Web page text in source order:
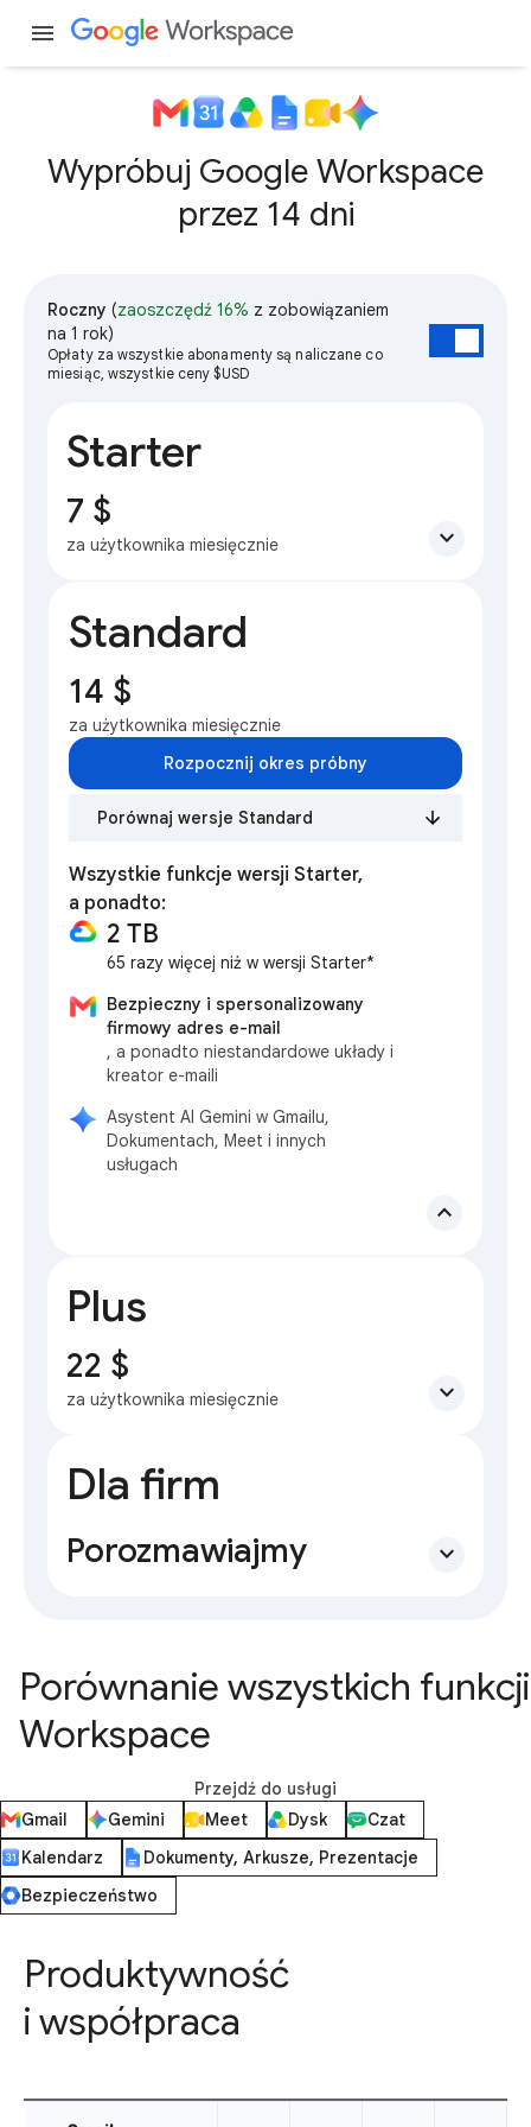
menu
Wypróbuj Google Workspace
przez 14 dni
Roczny (zaoszczędź 16% z zobowiązaniem
na 1 rok)
Opłaty za wszystkie abonamenty są naliczane co
miesiąc, wszystkie ceny $USD
Starter
7 $
za użytkownika miesięcznie expand_more
Standard
14 $
za użytkownika miesięcznie
Rozpocznij okres próbny
Porównaj wersje Standard
Wszystkie funkcje wersji Starter,
a ponadto:
2 TB
65 razy więcej niż w wersji Starter*
Bezpieczny i spersonalizowany
firmowy adres e-mail
, a ponadto niestandardowe układy i
kreator e-maili
Asystent AI Gemini w Gmailu,
Dokumentach, Meet i innych
usługach
expand_less
Plus
22 $
za użytkownika miesięcznie expand_more
Dla firm
Porozmawiajmy expand_more
Porównanie wszystkich funkcji
Workspace
Przejdź do usługi
Gmail
Gemini Meet Dysk
Czat
Kalendarz
Dokumenty, Arkusze, Prezentacje
Bezpieczeństwo
Produktywność
i współpraca